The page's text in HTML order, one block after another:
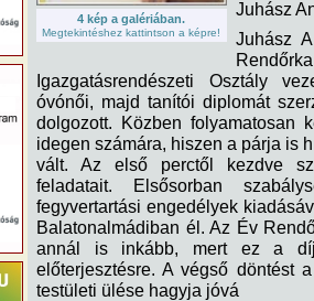
4 kép a galériában.
Megtekintéshez kattintson a képre!
Juhász
Juhász
Igazgatásrendészeti Osztály
óvónői, majd tanítói diplomát
dolgozott. Közben folyamatosan
idegen számára, hiszen a párja is
vált. Az első perctől kezdve
feladatait. Elsősorban
fegyvertartási engedélyek
Balatonalmádiban él. Az Év
annál is inkább, mert ez a
előterjesztésre. A végső döntést
testületi ülése hagyja jóvá